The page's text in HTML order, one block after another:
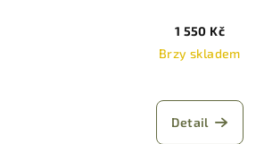
1 550 Kč
Brzy skladem
Detail